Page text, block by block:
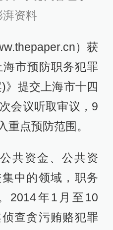
资料
）获
市预防职务犯罪
》提交上海市十四
会议听取审议，9
重点预防范围。
资金、公共资
中的领域，职务
2014年1月至10
查贪污贿赂犯罪